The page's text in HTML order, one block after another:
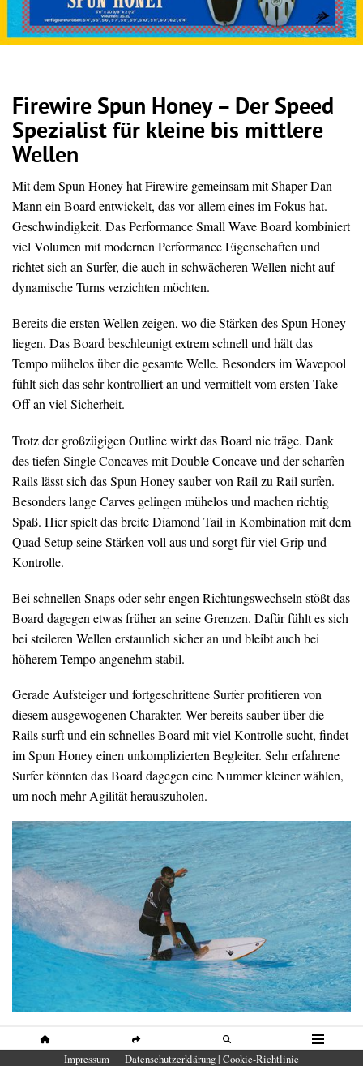
SHARE SUCHE
Firewire Spun Honey – Der Speed
Spezialist für kleine bis mittlere
Wellen
Mit dem Spun Honey hat Firewire gemeinsam mit Shaper Dan
Mann ein Board entwickelt, das vor allem eines im Fokus hat.
Geschwindigkeit. Das Performance Small Wave Board kombiniert
viel Volumen mit modernen Performance Eigenschaften und
richtet sich an Surfer, die auch in schwächeren Wellen nicht auf
dynamische Turns verzichten möchten.
Bereits die ersten Wellen zeigen, wo die Stärken des Spun Honey
liegen. Das Board beschleunigt extrem schnell und hält das
Tempo mühelos über die gesamte Welle. Besonders im Wavepool
fühlt sich das sehr kontrolliert an und vermittelt vom ersten Take
Off an viel Sicherheit.
Trotz der großzügigen Outline wirkt das Board nie träge. Dank
des tiefen Single Concaves mit Double Concave und der scharfen
Rails lässt sich das Spun Honey sauber von Rail zu Rail surfen.
Besonders lange Carves gelingen mühelos und machen richtig
Spaß. Hier spielt das breite Diamond Tail in Kombination mit dem
Quad Setup seine Stärken voll aus und sorgt für viel Grip und
Kontrolle.
Bei schnellen Snaps oder sehr engen Richtungswechseln stößt das
Board dagegen etwas früher an seine Grenzen. Dafür fühlt es sich
bei steileren Wellen erstaunlich sicher an und bleibt auch bei
höherem Tempo angenehm stabil.
Gerade Aufsteiger und fortgeschrittene Surfer profitieren von
diesem ausgewogenen Charakter. Wer bereits sauber über die
Rails surft und ein schnelles Board mit viel Kontrolle sucht, findet
im Spun Honey einen unkomplizierten Begleiter. Sehr erfahrene
Surfer könnten das Board dagegen eine Nummer kleiner wählen,
um noch mehr Agilität herauszuholen.
Unser Eindruck
Das Firewire Spun Honey gehört zu den schnellsten Boards
Impressum Datenschutzerklärung | Cookie-Richtlinie